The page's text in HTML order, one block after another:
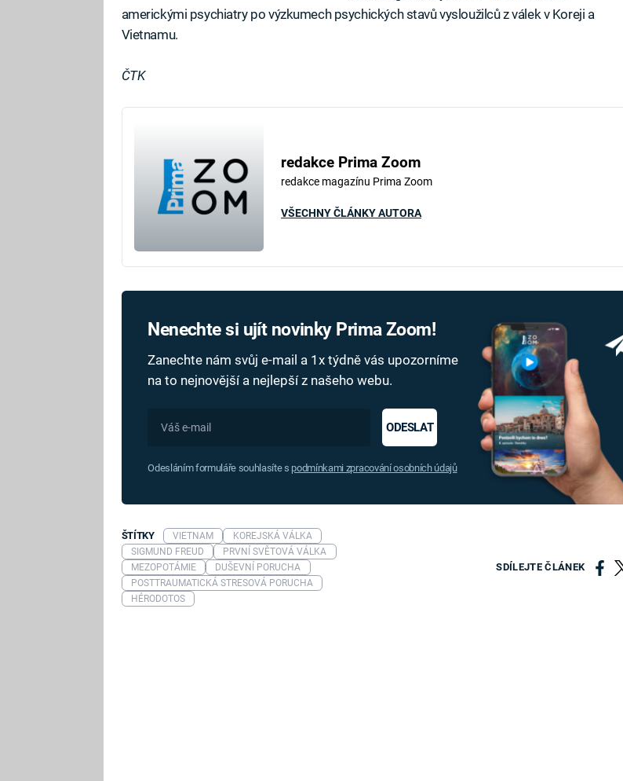
americkými psychiatry po výzkumech psychických stavů vysloužilců z válek v Koreji a
Vietnamu.
ČTK
redakce Prima Zoom
redakce magazínu Prima Zoom
VŠECHNY ČLÁNKY AUTORA
Nenechte si ujít novinky Prima Zoom!
Zanechte nám svůj e-mail a 1x týdně vás upozorníme
na to nejnovější a nejlepší z našeho webu.
ODESLAT
Odesláním formuláře souhlasíte s podmínkami zpracování osobních údajů
SDÍLEJTE ČLÁNEK
ŠTÍTKY VIETNAM
KOREJSKÁ VÁLKA
SIGMUND FREUD
PRVNÍ SVĚTOVÁ VÁLKA
MEZOPOTÁMIE
DUŠEVNÍ PORUCHA
POSTTRAUMATICKÁ STRESOVÁ PORUCHA
HÉRODOTOS